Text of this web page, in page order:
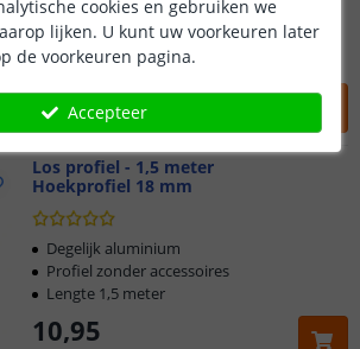
OP VOORRAAD
10,95
Degelijk aluminium
Profiel zonder accessoires
Lengte 1,5 meter
Los profiel - 1,5 meter
Hoekprofiel 18 mm
10,95
Degelijk aluminium
Profiel zonder accessoires
Lengte 1,5 meter
cookies en gebruiken we
lijken. U kunt uw voorkeuren later
de voorkeuren pagina.
Accepteer